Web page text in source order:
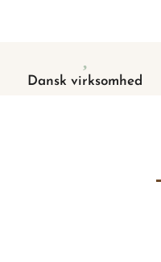
Dansk virksomhed